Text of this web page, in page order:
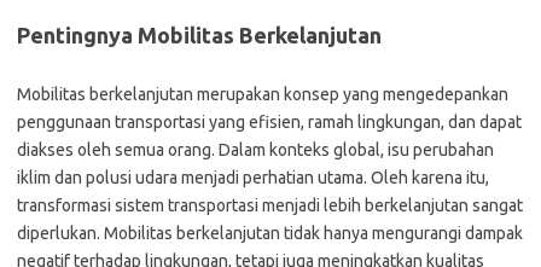
Pentingnya Mobilitas Berkelanjutan
Mobilitas berkelanjutan merupakan konsep yang mengedepankan
penggunaan transportasi yang efisien, ramah lingkungan, dan dapat
diakses oleh semua orang. Dalam konteks global, isu perubahan
iklim dan polusi udara menjadi perhatian utama. Oleh karena itu,
transformasi sistem transportasi menjadi lebih berkelanjutan sangat
diperlukan. Mobilitas berkelanjutan tidak hanya mengurangi dampak
negatif terhadap lingkungan, tetapi juga meningkatkan kualitas